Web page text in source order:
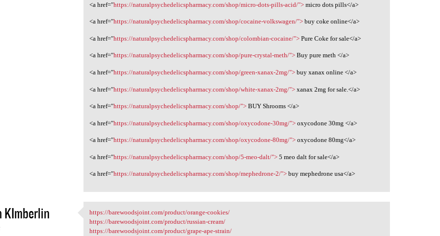
<a href="https://naturalpsychedelicspharmacy.com/shop/micro-dots-pills-acid/"> micro dots pills</a>
<a href="https://naturalpsychedelicspharmacy.com/shop/cocaine-volkswagen/"> buy coke online</a>
<a href="https://naturalpsychedelicspharmacy.com/shop/colombian-cocaine/"> Pure Coke for sale</a>
<a href="https://naturalpsychedelicspharmacy.com/shop/pure-crystal-meth/"> Buy pure meth </a>
<a href="https://naturalpsychedelicspharmacy.com/shop/green-xanax-2mg/"> buy xanax online </a>
<a href="https://naturalpsychedelicspharmacy.com/shop/white-xanax-2mg/"> xanax 2mg for sale.</a>
<a href="https://naturalpsychedelicspharmacy.com/shop/"> BUY Shrooms </a>
<a href="https://naturalpsychedelicspharmacy.com/shop/oxycodone-30mg/"> oxycodone 30mg </a>
<a href="https://naturalpsychedelicspharmacy.com/shop/oxycodone-80mg/"> oxycodone 80mg</a>
<a href="https://naturalpsychedelicspharmacy.com/shop/5-meo-dalt/"> 5 meo dalt for sale</a>
<a href="https://naturalpsychedelicspharmacy.com/shop/mephedrone-2/"> buy mephedrone usa</a>
KImberlin https://barewoodsjoint.com
https://barewoodsjoint.com/product/orange-cookies/
https://barewoodsjoint.com/product/russian-cream/
https://barewoodsjoint.com/product/grape-ape-strain/